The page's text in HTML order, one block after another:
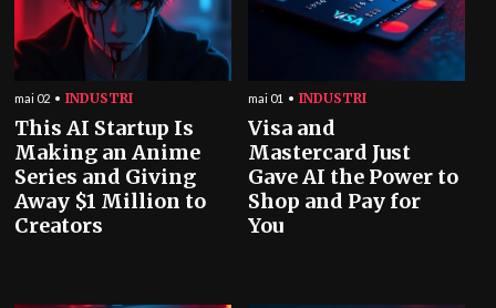
mai 02 INDUSTRI
This AI Startup Is
Making an Anime
Series and Giving
Away $1 Million to
Creators
mai 01 INDUSTRI
Visa and
Mastercard Just
Gave AI the Power to
Shop and Pay for
You